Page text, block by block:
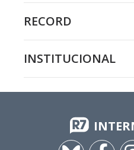
RECORD
INSTITUCIONAL